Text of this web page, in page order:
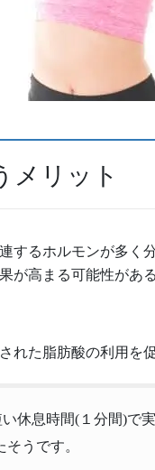
メリット
するホルモンが多く
が高まる可能性がある
た脂肪酸の利用を
休息時間(１分間)で
うです。